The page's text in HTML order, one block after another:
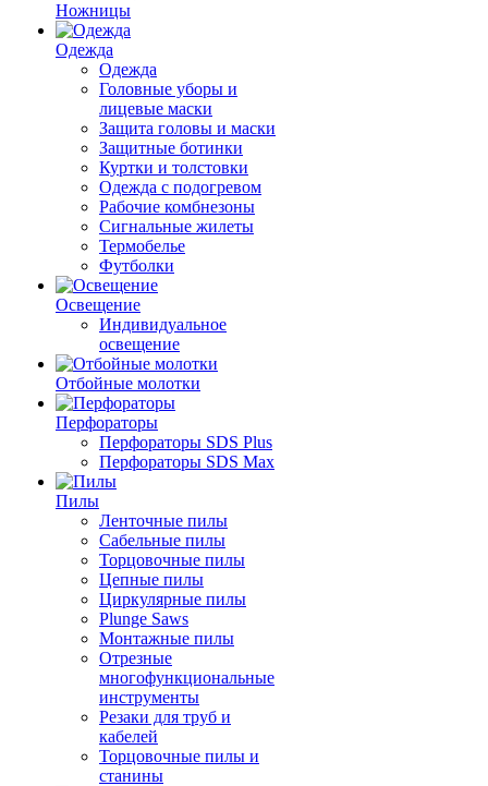
Ножницы
Одежда
Одежда
Головные уборы и
лицевые маски
Защита головы и маски
Защитные ботинки
Куртки и толстовки
Одежда с подогревом
Рабочие комбнезоны
Сигнальные жилеты
Термобелье
Футболки
Освещение
Индивидуальное
освещение
Отбойные молотки
Перфораторы
Перфораторы SDS Plus
Перфораторы SDS Max
Пилы
Ленточные пилы
Сабельные пилы
Торцовочные пилы
Цепные пилы
Циркулярные пилы
Plunge Saws
Монтажные пилы
Отрезные
многофункциональные
инструменты
Резаки для труб и
кабелей
Торцовочные пилы и
станины